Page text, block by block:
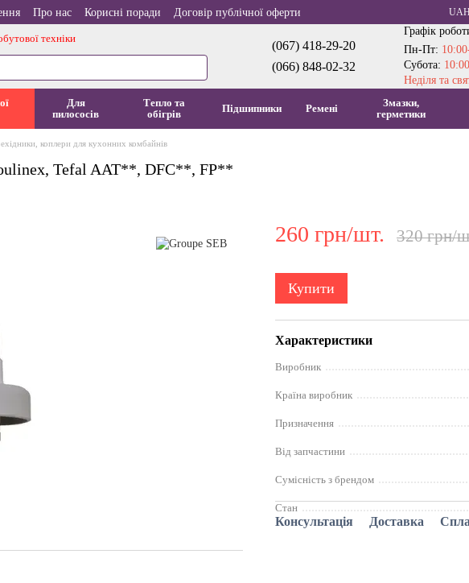
Про нас Корисні поради Договір публічної оферти UAH
техніки
(067) 418-29-20
(066) 848-02-32
Графік
Пн-Пт:
Субота:
Неділя та
Для
пилососів
Тепло та
обігрів
Підшипники Ремені
Змазки,
герметики
коплери для кухонних комбайнів
Tefal AAT**, DFC**, FP**
260 грн/шт. 320 грн/
Купити
Характеристики
Виробник
Країна виробник
Призначення
Від запчастини
Сумісність з брендом
Стан
Консультація Доставка